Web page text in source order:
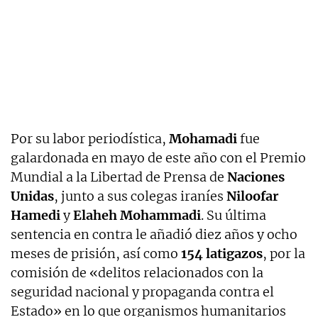
Por su labor periodística, Mohamadifue
galardonada en mayo de este año con el Premio
Mundial a la Libertad de Prensa de Naciones
Unidas, junto a sus colegas iraníes Niloofar
HamediyElaheh Mohammadi. Su última
sentencia en contra le añadió diez años y ocho
meses de prisión, así como 154 latigazos, por la
comisión de «delitos relacionados con la
seguridad nacional y propaganda contra el
Estado» en lo que organismos humanitarios